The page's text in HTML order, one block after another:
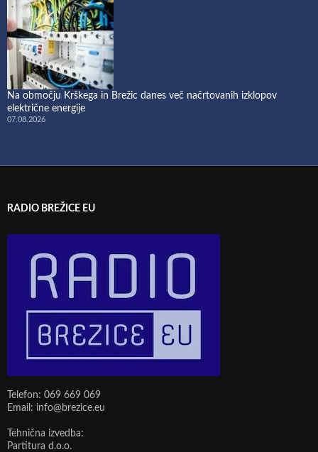
Na območju Krškega in Brežic danes več načrtovanih izklopov
električne energije
07.08.2026
RADIO BREŽICE EU
Telefon: 069 669 069
Email: info@brezice.eu
Tehnična izvedba:
Partitura d.o.o.